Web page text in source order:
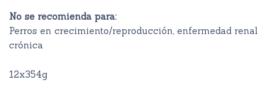
No se recomienda para:
Perros en crecimiento/reproducción, enfermedad renal
crónica
12x354g